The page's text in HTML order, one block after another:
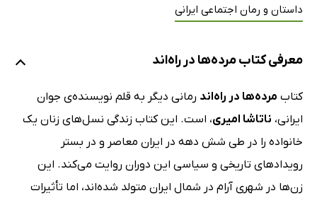
داستان و رمان اجتماعی ایرانی
معرفی کتاب مرده‌ها در راه‌اند
کتاب مرده‌ها در راه‌اند رمانی دیگر به قلم نویسنده‌ی جوان
ایرانی، ناتاشا امیری، است. این کتاب زندگی نسل‌های زنان یک
خانواده را در طی شش دهه در ایران معاصر و در بستر
رویدادهای تاریخی و سیاسی این دوران روایت می‌کند. این
زن‌ها در شهری آرام در شمال ایران متولد شده‌اند، اما تأثیرات